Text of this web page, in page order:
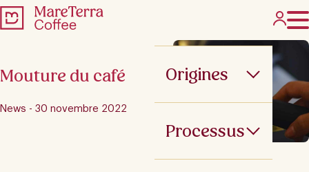
Origines
Processus
Mouture du café
News - 30 novembre 2022